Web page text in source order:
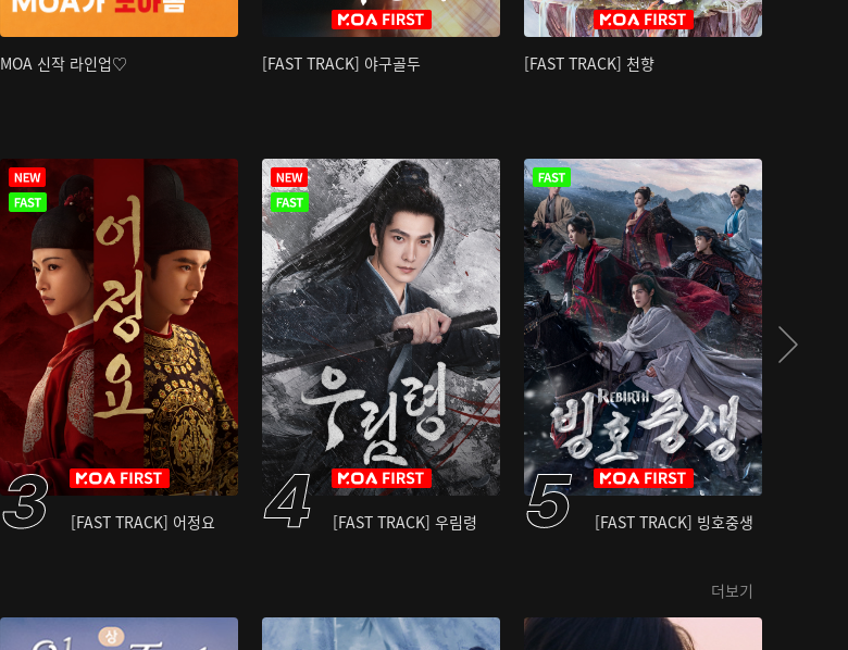
MOA 신작 라인업♡ [FAST TRACK] 야구골두 [FAST TRACK] 천향
[FAST TRACK] 어정요 [FAST TRACK] 우림령 [FAST TRACK] 빙호중생
더보기